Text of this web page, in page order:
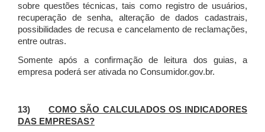
sobre questões técnicas, tais como registro de usuários,
recuperação de senha, alteração de dados cadastrais,
possibilidades de recusa e cancelamento de reclamações,
entre outras.
Somente após a confirmação de leitura dos guias, a
empresa poderá ser ativada no Consumidor.gov.br.
13)COMO SÃO CALCULADOS OS INDICADORES
DAS EMPRESAS?